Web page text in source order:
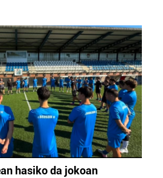
adierazpenean.
propioak eta hirugarrenen cookie-
Zure esperientzia eta
cookie teknologiaz
onartuz gero, teknologia hori
ematen diguzu.Gehiago
hasiko da jokoan